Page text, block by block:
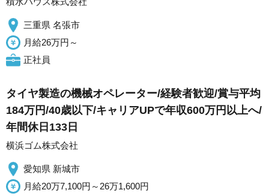
三重県 名張市
月給26万円～
正社員
タイヤ製造の機械オペレーター/経験者歓迎/賞与平均
184万円/40歳以下/キャリアUPで年収600万円以上へ/
年間休日133日
横浜ゴム株式会社
愛知県 新城市
月給20万7,100円～26万1,600円